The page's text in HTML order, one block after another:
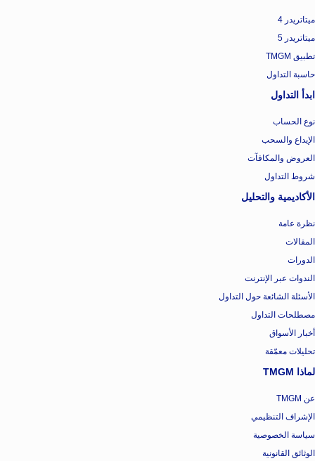
ميتاتريدر 4
ميتاتريدر 5
تطبيق TMGM
حاسبة التداول
ابدأ التداول
نوع الحساب
الإيداع والسحب
العروض والمكافآت
شروط التداول
الأكاديمية والتحليل
نظرة عامة
المقالات
الدورات
الندوات عبر الإنترنت
الأسئلة الشائعة حول التداول
مصطلحات التداول
أخبار الأسواق
تحليلات معمّقة
لماذا TMGM
عن TMGM
الإشراف التنظيمي
سياسة الخصوصية
الوثائق القانونية